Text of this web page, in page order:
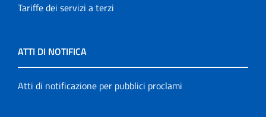
Tariffe dei servizi a terzi
ATTI DI NOTIFICA
Atti di notificazione per pubblici proclami